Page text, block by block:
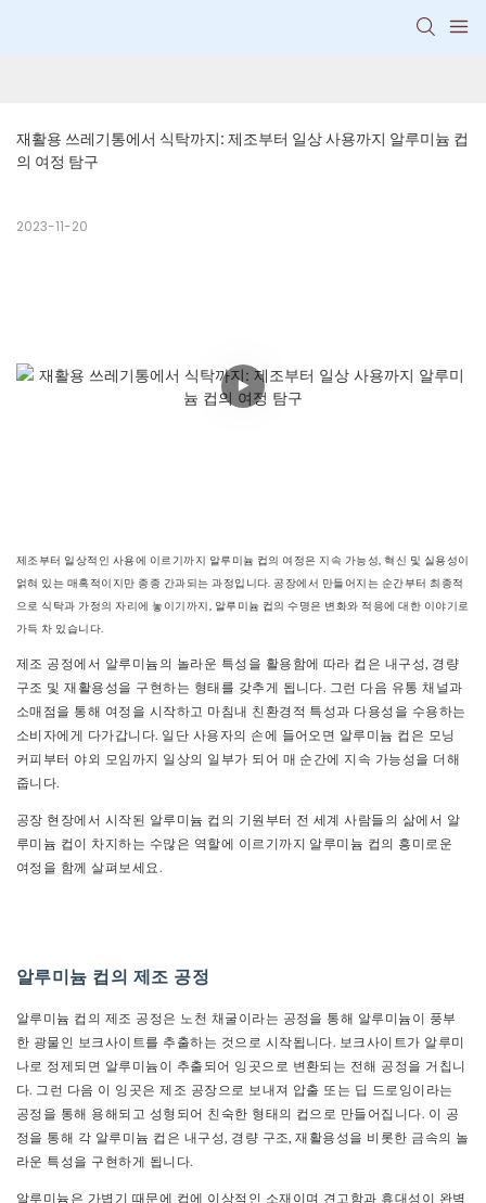
재활용 쓰레기통에서 식탁까지: 제조부터 일상 사용까지 알루미늄 컵
의 여정 탐구
2023-11-20
제조부터 일상적인 사용에 이르기까지 알루미늄 컵의 여정은 지속 가능성, 혁신 및 실용성이
얽혀 있는 매혹적이지만 종종 간과되는 과정입니다. 공장에서 만들어지는 순간부터 최종적
으로 식탁과 가정의 자리에 놓이기까지, 알루미늄 컵의 수명은 변화와 적응에 대한 이야기로
가득 차 있습니다.
제조 공정에서 알루미늄의 놀라운 특성을 활용함에 따라 컵은 내구성, 경량
구조 및 재활용성을 구현하는 형태를 갖추게 됩니다. 그런 다음 유통 채널과
소매점을 통해 여정을 시작하고 마침내 친환경적 특성과 다용성을 수용하는
소비자에게 다가갑니다. 일단 사용자의 손에 들어오면 알루미늄 컵은 모닝
커피부터 야외 모임까지 일상의 일부가 되어 매 순간에 지속 가능성을 더해
줍니다.
공장 현장에서 시작된 알루미늄 컵의 기원부터 전 세계 사람들의 삶에서 알
루미늄 컵이 차지하는 수많은 역할에 이르기까지 알루미늄 컵의 흥미로운
여정을 함께 살펴보세요.
알루미늄 컵의 제조 공정
알루미늄 컵의 제조 공정은 노천 채굴이라는 공정을 통해 알루미늄이 풍부
한 광물인 보크사이트를 추출하는 것으로 시작됩니다. 보크사이트가 알루미
나로 정제되면 알루미늄이 추출되어 잉곳으로 변환되는 전해 공정을 거칩니
다. 그런 다음 이 잉곳은 제조 공장으로 보내져 압출 또는 딥 드로잉이라는
공정을 통해 용해되고 성형되어 친숙한 형태의 컵으로 만들어집니다. 이 공
정을 통해 각 알루미늄 컵은 내구성, 경량 구조, 재활용성을 비롯한 금속의 놀
라운 특성을 구현하게 됩니다.
알루미늄은 가볍기 때문에 컵에 이상적인 소재이며 견고함과 휴대성이 완벽